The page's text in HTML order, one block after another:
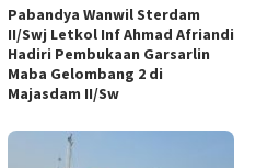
Pabandya Wanwil Sterdam
II/Swj Letkol Inf Ahmad Afriandi
Hadiri Pembukaan Garsarlin
Maba Gelombang 2 di
Majasdam II/Sw